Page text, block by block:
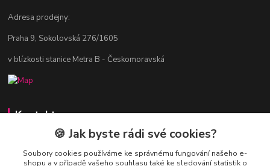
Adresa prodejny:
Praha 9, Sokolovská 276/1605
v blízkosti stanice Metra B - Českomoravská
Kontakty
Jitka Vlasáková
281 916 793
🍪 Jak byste rádi své cookies?
Soubory cookies používáme ke správnému fungování našeho e-
shopu a v případě vašeho souhlasu také ke sledování statistik o